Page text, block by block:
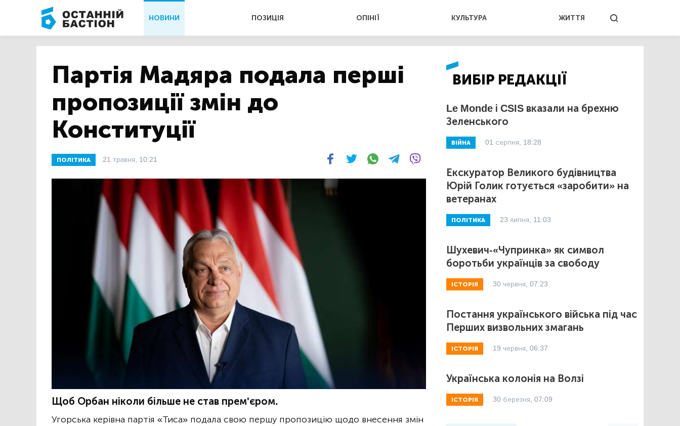
НОВИНИ ПОЗИЦІЯ ОПІНІЇ КУЛЬТУРА ЖИТТЯ
Партія Мадяра подала перші
пропозиції змін до
Конституції
ПОЛІТИКА 21 травня, 10:21
Щоб Орбан ніколи більше не став прем'єром.
Угорська керівна партія «Тиса» подала свою першу пропозицію щодо внесення змін
ВИБІР РЕДАКЦІЇ
Le Monde і CSIS вказали на брехню
Зеленського
ВІЙНА 01 серпня, 18:28
Екскуратор Великого будівництва
Юрій Голик готується «заробити» на
ветеранах
ПОЛІТИКА 23 липня, 11:03
Шухевич-«Чупринка» як символ
боротьби українців за свободу
ІСТОРІЯ 30 червня, 07:23
Постання українського війська під час
Перших визвольних змагань
ІСТОРІЯ 19 червня, 06:37
Українська колонія на Волзі
ІСТОРІЯ 30 березня, 07:09